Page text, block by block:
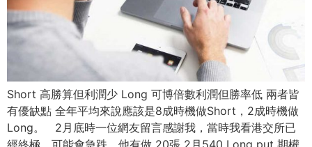
Short 高勝算但利潤少 Long 可博倍數利潤但勝率低 兩者皆
有優缺點 全年平均來說應該是8成時機做Short，2成時機做
Long。 2月底時一位網友留言感謝我，當時我看港交所已